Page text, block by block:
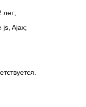
лет;
js, Ajax;